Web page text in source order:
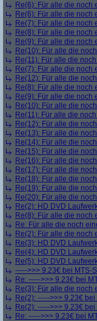
Re(6): Für alle die noch
Re(6): Für alle die noch
Re(7): Für alle die noch
Re(8): Für alle die noch
Re(9): Für alle die noch
Re(10): Für alle die
Re(11): Für alle die
Re(7): Für alle die noch
Re(12): Für alle die
Re(8): Für alle die noch
Re(9): Für alle die noch
Re(10): Für alle die
Re(11): Für alle die
Re(12): Für alle die
Re(13): Für alle die
Re(14): Für alle die
Re(15): Für alle die
Re(16): Für alle die
Re(17): Für alle die
Re(18): Für alle die
Re(19): Für alle die
Re(20): Für alle die
Re(2): HD DVD
Re(8): Für alle die noch
Re: Für alle die noch
Re(2): Für alle die noch
Re(3): HD DVD
Re(4): HD DVD
Re(5): HD DVD
----->>> 9.23€ bei MTS-
Re: ----->>> 9.23€ bei
Re(3): Für alle die noch
Re(2): ----->>> 9.23€
Re(2): ----->>> 9.23€
Re: ----->>> 9.23€ bei